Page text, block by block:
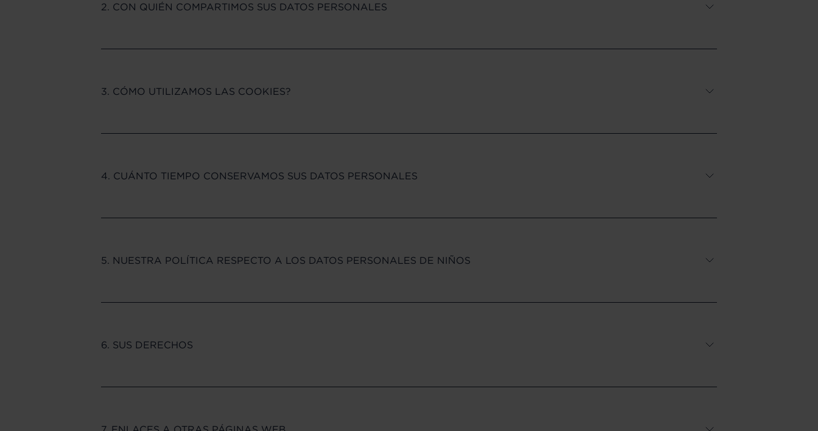
2. CON QUIÉN COMPARTIMOS SUS DATOS PERSONALES
3. CÓMO UTILIZAMOS LAS COOKIES?
4. CUÁNTO TIEMPO CONSERVAMOS SUS DATOS PERSONALES
5. NUESTRA POLÍTICA RESPECTO A LOS DATOS PERSONALES DE NIÑOS
6. SUS DERECHOS